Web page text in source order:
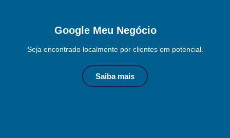
Google Meu Negócio
Seja encontrado localmente por clientes em potencial.
Saiba mais